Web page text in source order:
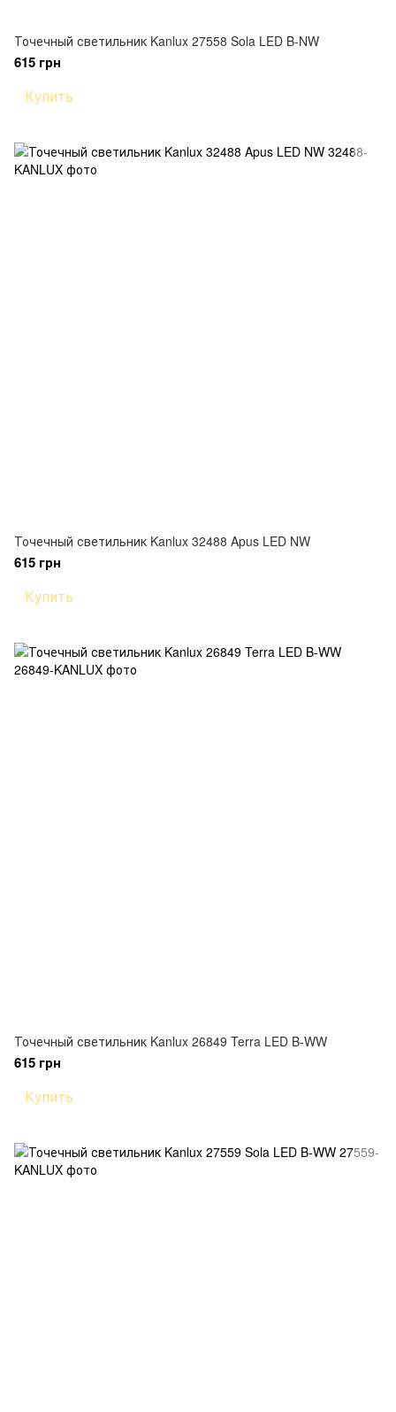
Точечный светильник Kanlux 27558 Sola LED B-NW
615 грн
Купить
Точечный светильник Kanlux 32488 Apus LED NW
615 грн
Купить
Точечный светильник Kanlux 26849 Terra LED B-WW
615 грн
Купить